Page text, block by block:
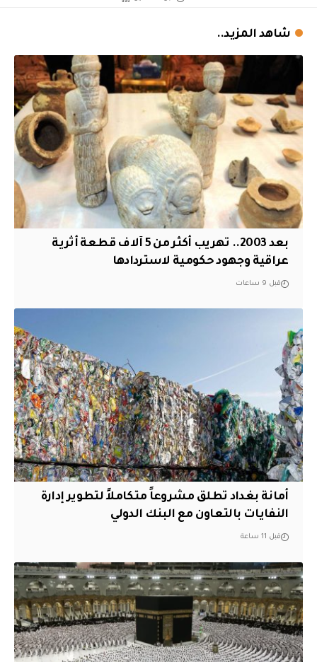
شاهد المزيد..
بعد 2003.. تهريب أكثر من 5 آلاف قطعة أثرية
عراقية وجهود حكومية لاستردادها
قبل 9 ساعات
أمانة بغداد تطلق مشروعاً متكاملاً لتطوير إدارة
النفايات بالتعاون مع البنك الدولي
قبل 11 ساعة